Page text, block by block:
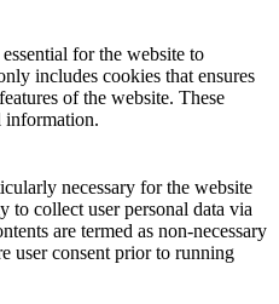
for the website to
includes cookies that ensures
of the website. These
information.
necessary for the website
to collect user personal data via
are termed as non-necessary
user consent prior to running